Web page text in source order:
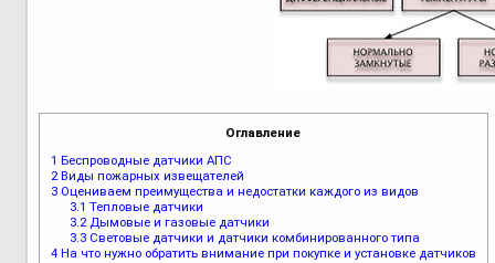
Оглавление
1 Беспроводные датчики АПС
2Виды пожарных извещателей
3Оцениваем преимущества и недостатки каждого из видов
3.1 Тепловые датчики
3.2Дымовые и газовые датчики
3.3Световые датчики и датчики комбинированного типа
4На что нужно обратить внимание при покупке и установке датчиков